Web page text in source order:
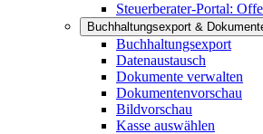
Steuerberater-Portal:
Buchhaltungsexport &
Buchhaltungsexport
Datenaustausch
Dokumente verwalten
Dokumentenvorschau
Bildvorschau
Kasse auswählen